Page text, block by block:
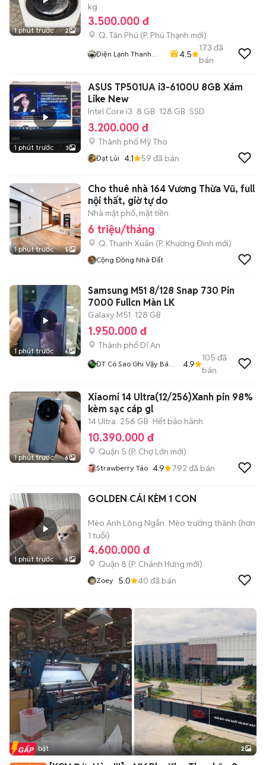
1 phút trước 2
kg
3.500.000 đ
Q. Tân Phú (P. Phú Thạnh mới)
Điện Lạnh Thanh
4.5
173 đã
bán
1 phút trước 3
ASUS TP501UA i3-6100U 8GB Xám
Like New
Intel Core i3 8 GB 128 GB SSD
3.200.000 đ
Thành phố Mỹ Tho
Đạt Lủi 4.1 59 đã bán
1 phút trước 5
Cho thuê nhà 164 Vương Thừa Vũ, full
nội thất, giờ tự do
Nhà mặt phố, mặt tiền
6 triệu/tháng
Q. Thanh Xuân (P. Khương Đình mới)
Cộng Đồng Nhà Đất
1 phút trước 6
Samsung M51 8/128 Snap 730 Pin
7000 Fullcn Màn LK
Galaxy M51 128 GB
1.950.000 đ
Thành phố Dĩ An
ĐT Có Sao Ghi Vậy Bán
4.9
105 đã
bán
1 phút trước 6
Xiaomi 14 Ultra(12/256)Xanh pin 98%
kèm sạc cáp gl
14 Ultra 256 GB Hết bảo hành
10.390.000 đ
Quận 5 (P. Chợ Lớn mới)
Strawberry Táo 4.9 792 đã bán
1 phút trước 6
GOLDEN CÁI KÈM 1 CON
Mèo Anh Lông Ngắn Mèo trưởng thành (hơn
1 tuổi)
4.600.000 đ
Quận 8 (P. Chánh Hưng mới)
Zoey 5.0 40 đã bán
Tin nổi bật 2